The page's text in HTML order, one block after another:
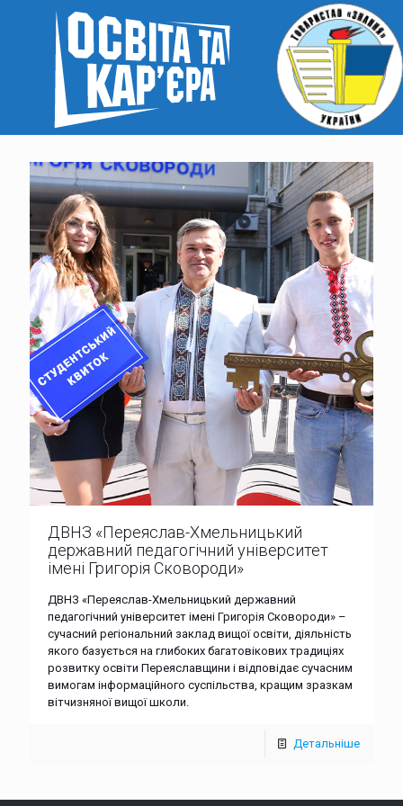
ДВНЗ «Переяслав-Хмельницький
державний педагогічний університет
імені Григорія Сковороди»
ДВНЗ «Переяслав-Хмельницький державний
педагогічний університет імені Григорія Сковороди» –
сучасний регіональний заклад вищої освіти, діяльність
якого базується на глибоких багатовікових традиціях
розвитку освіти Переяславщини і відповідає сучасним
вимогам інформаційного суспільства, кращим зразкам
вітчизняної вищої школи.
Детальніше